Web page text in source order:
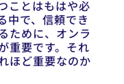
ことはもはや必
中で、信頼でき
ために、オンラ
重要です。それ
ほど重要なのか